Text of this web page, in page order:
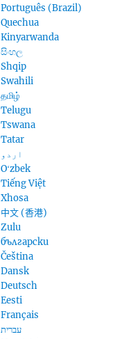
Português (Brazil)
Quechua
Kinyarwanda
සිංහල
Shqip
Swahili
தமிழ்
Telugu
Tswana
Tatar
اردو
Oʻzbek
Tiếng Việt
Xhosa
中文 (香港)
Zulu
български
Čeština
Dansk
Deutsch
Eesti
Français
עברית